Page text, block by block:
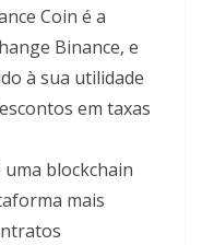
Coin é a
Binance, e
à sua utilidade
em taxas
uma blockchain
mais